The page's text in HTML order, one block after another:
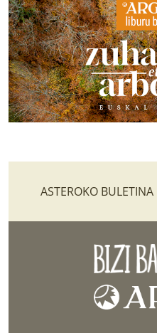
ASTEROKO BULETINA